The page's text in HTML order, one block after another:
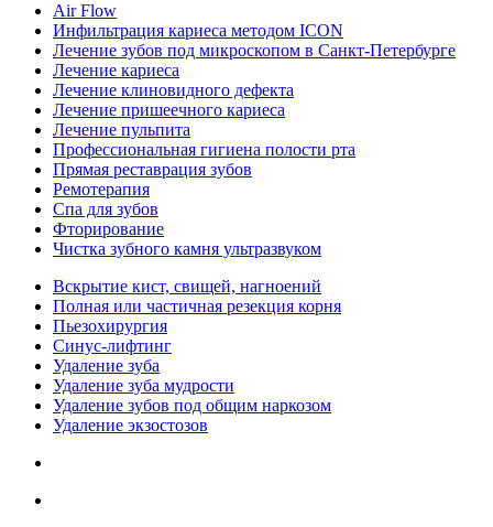
Air Flow
Инфильтрация кариеса методом ICON
Лечение зубов под микроскопом в Санкт-Петербурге
Лечение кариеса
Лечение клиновидного дефекта
Лечение пришеечного кариеса
Лечение пульпита
Профессиональная гигиена полости рта
Прямая реставрация зубов
Ремотерапия
Спа для зубов
Фторирование
Чистка зубного камня ультразвуком
Вскрытие кист, свищей, нагноений
Полная или частичная резекция корня
Пьезохирургия
Синус-лифтинг
Удаление зуба
Удаление зуба мудрости
Удаление зубов под общим наркозом
Удаление экзостозов